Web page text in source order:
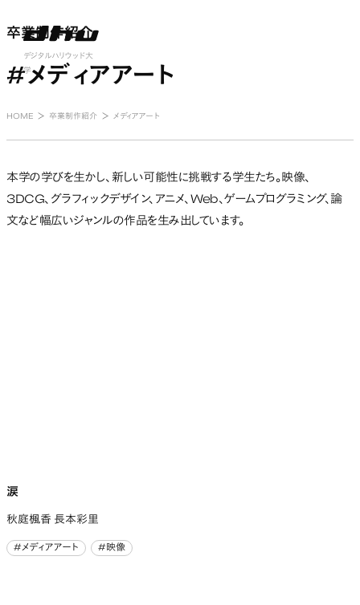
デジタルハリウッド大
学
open
卒業制作紹介
#メディアアート
HOME 卒業制作紹介 メディアアート
本学の学びを生かし、新しい可能性に挑戦する学生たち。映像、
3DCG、グラフィックデザイン、アニメ、Web、ゲームプログラミング、論
文など幅広いジャンルの作品を生み出しています。
涙
秋庭楓香 長本彩里
#メディアアート
#映像